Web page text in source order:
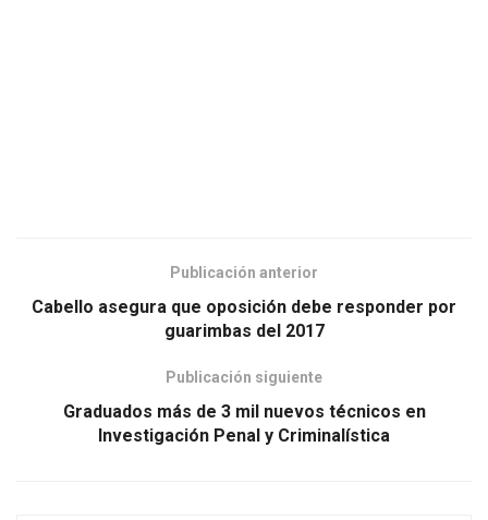
Publicación anterior
Cabello asegura que oposición debe responder por
guarimbas del 2017
Publicación siguiente
Graduados más de 3 mil nuevos técnicos en
Investigación Penal y Criminalística